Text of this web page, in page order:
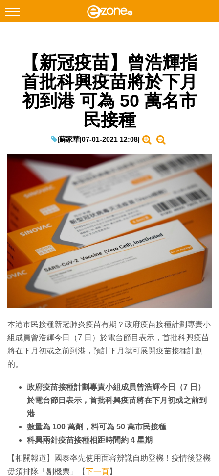
Facebook Instagram
科技焦點
網絡生活
EduTech
IT Times
生成式AI與雲端應用
Enterprise Digital Transformation
特集
【新冠疫苗】曾浩輝指
首批科興疫苗將於下月
初到港 可為 50 萬名市
民接種
|蘇家華|07-01-2021 12:08|
本港市民接種新冠肺炎疫苗有期？政府疫苗接種計劃專責小
組成員曾浩輝今日（7 日）於電台節目表示，首批科興疫苗
將在下月初或之前到港，預計下月就可展開疫苗接種計劃
的。
政府疫苗接種計劃專責小組成員曾浩輝今日（7 日）
於電台節目表示，首批科興疫苗將在下月初或之前到
港
數量為 100 萬劑，料可為 50 萬市民接種
科興兩針疫苗接種相距時間約 4 星期
【相關報道】國泰率先使用面容辨識自助登機！疫情後登機
毋須排隊「剔機票」【下一頁】